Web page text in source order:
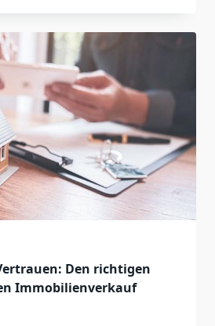
Den richtigen
Immobilienverkauf